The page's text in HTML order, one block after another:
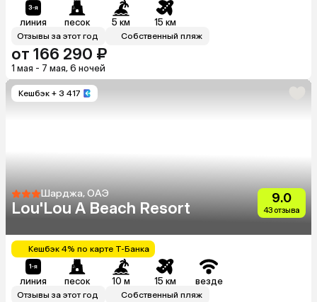
линия песок 5 км 15 км
Отзывы за этот год Собственный пляж
от 166 290 ₽
1 мая - 7 мая, 6 ночей
Кешбэк + 3 417
Шарджа, ОАЭ
Lou'Lou A Beach Resort
9.0
43 отзыва
Кешбэк 4% по карте Т-Банка
линия песок 10 м 15 км везде
Отзывы за этот год Собственный пляж